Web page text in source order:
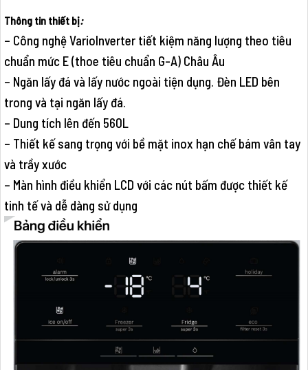
Thông tin thiết bị:
– Công nghệ VarioInverter tiết kiệm năng lượng theo tiêu
chuẩn mức E (thoe tiêu chuẩn G-A) Châu Âu
– Ngăn lấy đá và lấy nước ngoài tiện dụng. Đèn LED bên
trong và tại ngăn lấy đá.
– Dung tích lên đến 560L
– Thiết kế sang trọng với bề mặt inox hạn chế bám vân tay
và trầy xước
– Màn hình điều khiển LCD với các nút bấm được thiết kế
tinh tế và dễ dàng sử dụng